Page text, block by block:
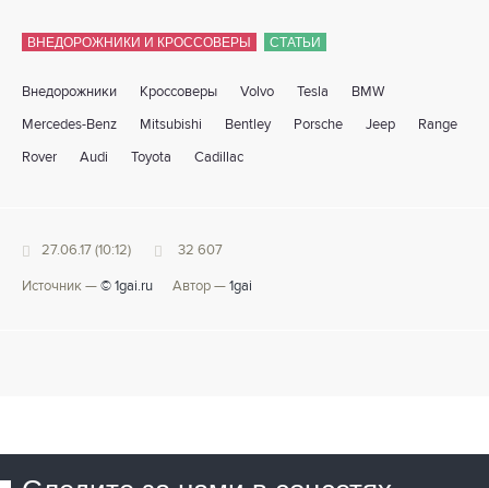
ВНЕДОРОЖНИКИ И КРОССОВЕРЫ СТАТЬИ
Внедорожники Кроссоверы Volvo Tesla BMW
Mercedes-Benz Mitsubishi Bentley Porsche Jeep Range
Rover Audi Toyota Cadillac
27.06.17 (10:12) 32 607
Источник — © 1gai.ru Автор — 1gai